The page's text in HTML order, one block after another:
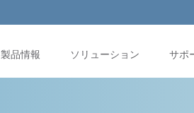
製品情報 ソリューション サポ